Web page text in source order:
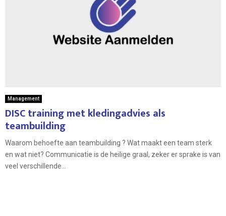
Management
DISC training met kledingadvies als
teambuilding
Waarom behoefte aan teambuilding ? Wat maakt een team sterk
en wat niet? Communicatie is de heilige graal, zeker er sprake is van
veel verschillende...